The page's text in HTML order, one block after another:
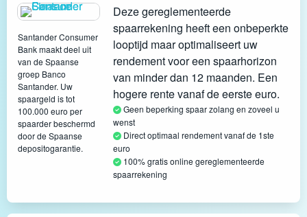
Santander Consumer
Bank maakt deel uit
van de Spaanse
groep Banco
Santander. Uw
spaargeld is tot
100.000 euro per
spaarder beschermd
door de Spaanse
depositogarantie.
Deze gereglementeerde
spaarrekening heeft een onbeperkte
looptijd maar optimaliseert uw
rendement voor een spaarhorizon
van minder dan 12 maanden. Een
hogere rente vanaf de eerste euro.
Geen beperking spaar zolang en zoveel u
wenst
Direct optimaal rendement vanaf de 1ste
euro
100% gratis online gereglementeerde
spaarrekening